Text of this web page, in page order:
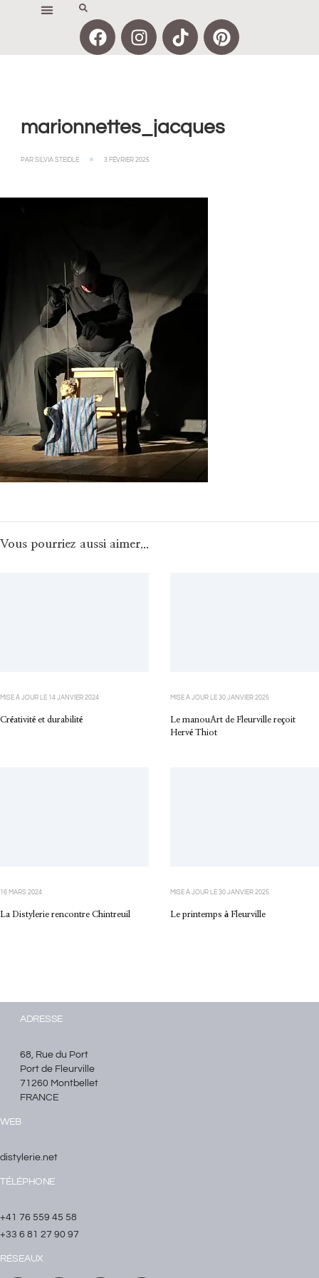
marionnettes_jacques
PAR SILVIA STEIDLE 3 FÉVRIER 2025
Vous pourriez aussi aimer...
MISE À JOUR LE 14 JANVIER 2024
Créativité et durabilité
MISE À JOUR LE 30 JANVIER 2025
Le manouArt de Fleurville reçoit
Hervé Thiot
16 MARS 2024
La Distylerie rencontre Chintreuil
MISE À JOUR LE 30 JANVIER 2025
Le printemps à Fleurville
ADRESSE
68, Rue du Port
Port de Fleurville
71260 Montbellet
FRANCE
WEB
distylerie.net
TÉLÉPHONE
+41 76 559 45 58
+33 6 81 27 90 97
RÉSEAUX